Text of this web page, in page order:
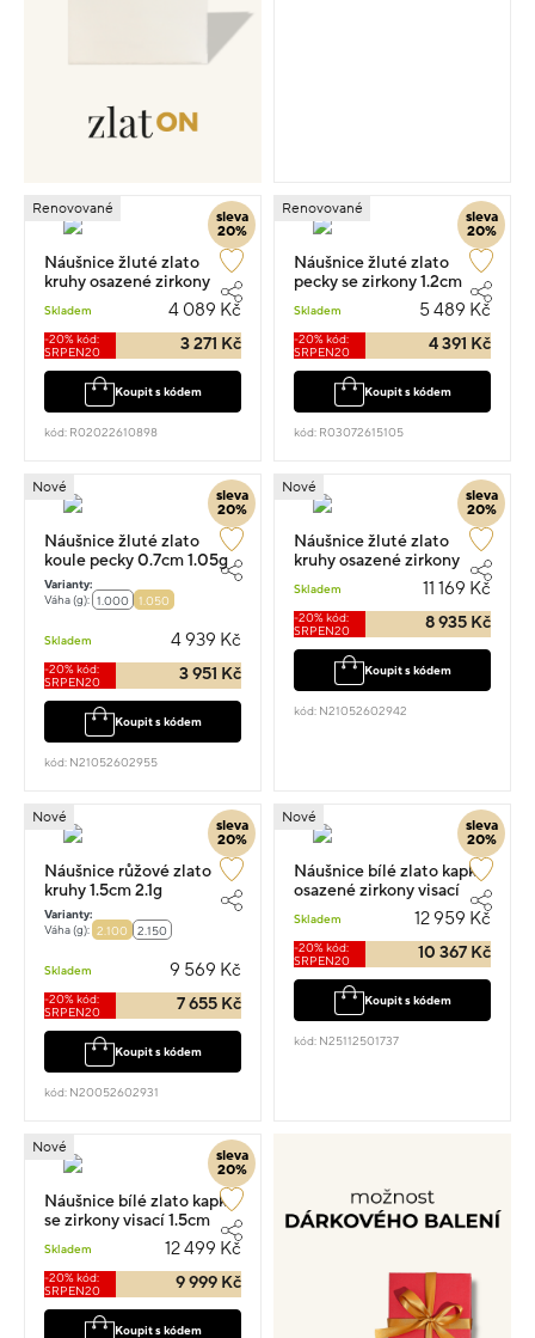
sleva
20%
Renovované
Náušnice žluté zlato
kruhy osazené zirkony
Skladem 4 089 Kč
-20% kód:
SRPEN20
3 271 Kč
Koupit s kódem
kód: R02022610898
sleva
20%
Renovované
Náušnice žluté zlato
pecky se zirkony 1.2cm
Skladem 5 489 Kč
-20% kód:
SRPEN20
4 391 Kč
Koupit s kódem
kód: R03072615105
sleva
20%
Nové
Náušnice žluté zlato
koule pecky 0.7cm 1.05g
Varianty:
Váha (g): 1.000 1.050
Skladem 4 939 Kč
-20% kód:
SRPEN20
3 951 Kč
Koupit s kódem
kód: N21052602955
sleva
20%
Nové
Náušnice žluté zlato
kruhy osazené zirkony
Skladem 11 169 Kč
-20% kód:
SRPEN20
8 935 Kč
Koupit s kódem
kód: N21052602942
sleva
20%
Nové
Náušnice růžové zlato
kruhy 1.5cm 2.1g
Varianty:
Váha (g): 2.100 2.150
Skladem 9 569 Kč
-20% kód:
SRPEN20
7 655 Kč
Koupit s kódem
kód: N20052602931
sleva
20%
Nové
Náušnice bílé zlato kapka
osazené zirkony visací
Skladem 12 959 Kč
-20% kód:
SRPEN20
10 367 Kč
Koupit s kódem
kód: N25112501737
sleva
20%
Nové
Náušnice bílé zlato kapka
se zirkony visací 1.5cm
Skladem 12 499 Kč
-20% kód:
SRPEN20
9 999 Kč
Koupit s kódem